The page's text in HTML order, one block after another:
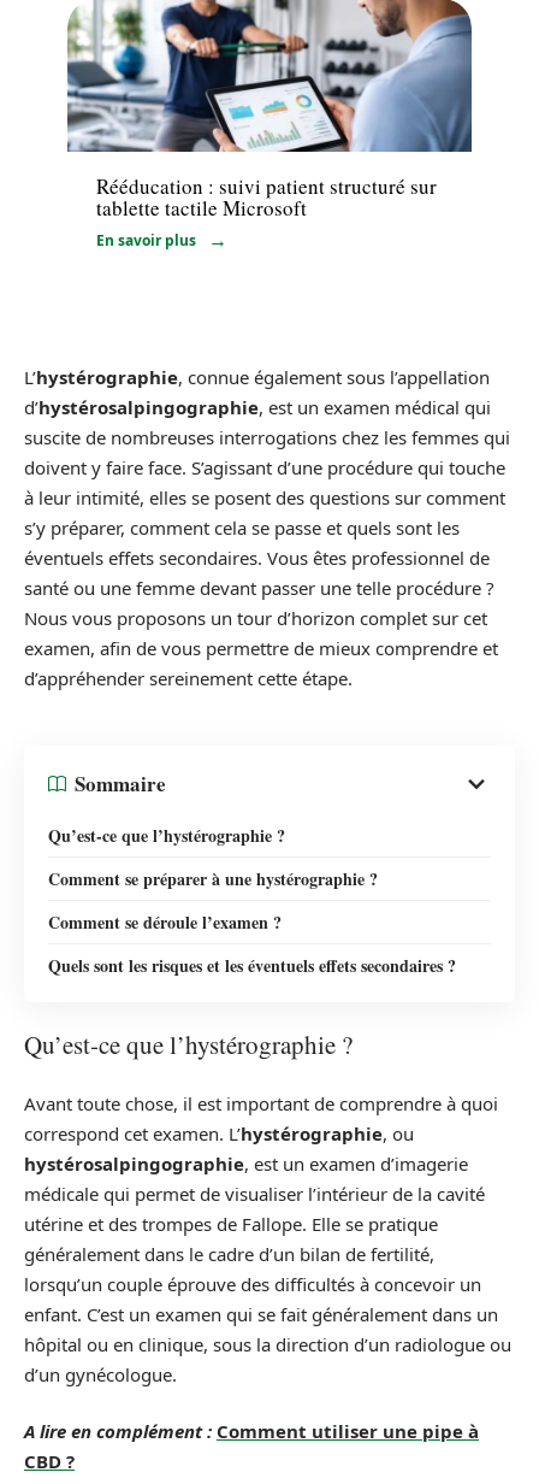
Santé
Rééducation : suivi patient structuré sur
tablette tactile Microsoft
En savoir plus
L’hystérographie, connue également sous l’appellation
d’hystérosalpingographie, est un examen médical qui
suscite de nombreuses interrogations chez les femmes qui
doivent y faire face. S’agissant d’une procédure qui touche
à leur intimité, elles se posent des questions sur comment
s’y préparer, comment cela se passe et quels sont les
éventuels effets secondaires. Vous êtes professionnel de
santé ou une femme devant passer une telle procédure ?
Nous vous proposons un tour d’horizon complet sur cet
examen, afin de vous permettre de mieux comprendre et
d’appréhender sereinement cette étape.
Sommaire
Qu’est-ce que l’hystérographie ?
Comment se préparer à une hystérographie ?
Comment se déroule l’examen ?
Quels sont les risques et les éventuels effets secondaires ?
Qu’est-ce que l’hystérographie ?
Avant toute chose, il est important de comprendre à quoi
correspond cet examen. L’hystérographie, ou
hystérosalpingographie, est un examen d’imagerie
médicale qui permet de visualiser l’intérieur de la cavité
utérine et des trompes de Fallope. Elle se pratique
généralement dans le cadre d’un bilan de fertilité,
lorsqu’un couple éprouve des difficultés à concevoir un
enfant. C’est un examen qui se fait généralement dans un
hôpital ou en clinique, sous la direction d’un radiologue ou
d’un gynécologue.
A lire en complément : Comment utiliser une pipe à
CBD ?